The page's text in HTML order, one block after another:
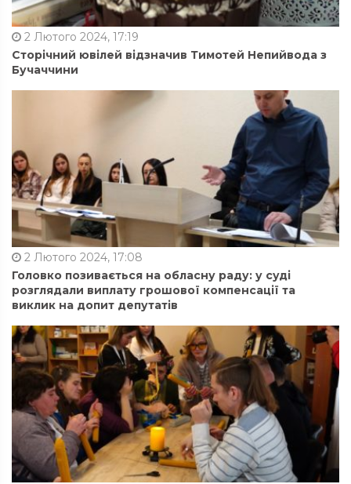
2 Лютого 2024, 17:19
Сторічний ювілей відзначив Тимотей Непийвода з
Бучаччини
2 Лютого 2024, 17:08
Головко позивається на обласну раду: у суді
розглядали виплату грошової компенсації та
виклик на допит депутатів